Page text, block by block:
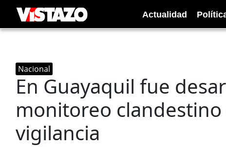
Actualidad
Nacional
En Guayaquil fue
monitoreo clandestino
vigilancia